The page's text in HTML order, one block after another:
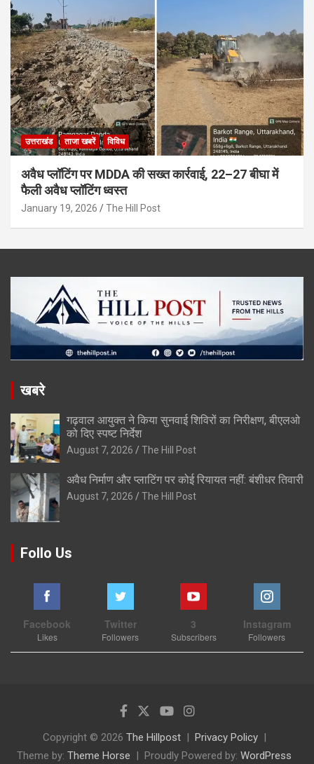
उत्तराखंड ताजा खबरें विविध
अवैध प्लॉटिंग पर MDDA की सख्त कार्रवाई, 22–27 बीघा में
फैली अवैध प्लॉटिंग ध्वस्त
January 19, 2026 The Hill Post
खबरे
गढ़वाल आयुक्त ने किया सुनवाई शिविरों का निरीक्षण, बीएलओ
को दिए स्पष्ट निर्देश
August 7, 2026 The Hill Post
अवैध निर्माण और प्लाटिंग पर कोई रियायत नहीं: बंशीधर तिवारी
August 7, 2026 The Hill Post
Follo Us
Facebook
Likes
Twitter
Followers
3
Subscribers
Instagram
Followers
Copyright © 2026 The Hillpost
Privacy Policy
Theme by: Theme Horse Proudly Powered by: WordPress